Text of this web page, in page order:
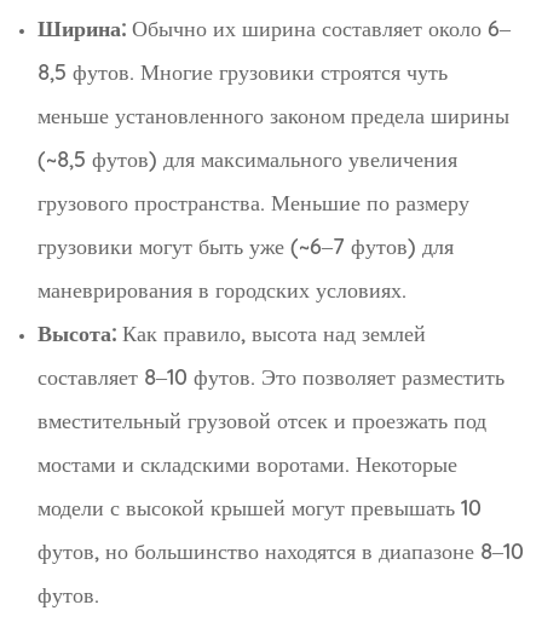
Ширина: Обычно их ширина составляет около 6–
8,5 футов. Многие грузовики строятся чуть
меньше установленного законом предела ширины
(~8,5 футов) для максимального увеличения
грузового пространства. Меньшие по размеру
грузовики могут быть уже (~6–7 футов) для
маневрирования в городских условиях.
Высота: Как правило, высота над землей
составляет 8–10 футов. Это позволяет разместить
вместительный грузовой отсек и проезжать под
мостами и складскими воротами. Некоторые
модели с высокой крышей могут превышать 10
футов, но большинство находятся в диапазоне 8–10
футов.